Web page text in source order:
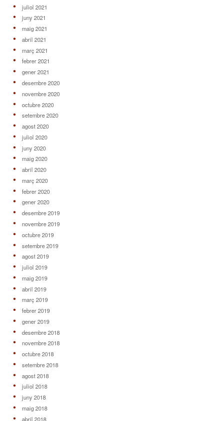
juliol 2021
juny 2021
maig 2021
abril 2021
març 2021
febrer 2021
gener 2021
desembre 2020
novembre 2020
octubre 2020
setembre 2020
agost 2020
juliol 2020
juny 2020
maig 2020
abril 2020
març 2020
febrer 2020
gener 2020
desembre 2019
novembre 2019
octubre 2019
setembre 2019
agost 2019
juliol 2019
maig 2019
abril 2019
març 2019
febrer 2019
gener 2019
desembre 2018
novembre 2018
octubre 2018
setembre 2018
agost 2018
juliol 2018
juny 2018
maig 2018
abril 2018